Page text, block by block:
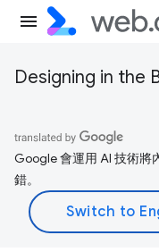
Designing in the
Google 會運用 AI 技術將
錯。